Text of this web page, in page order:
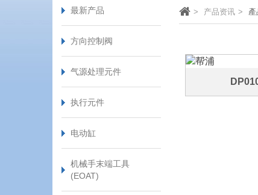
最新产品
方向控制阀
气源处理元件
执行元件
电动缸
机械手末端工具
(EOAT)
产品资讯 產